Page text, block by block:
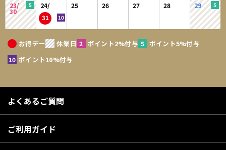
23/
30
24/
31
25 26 27 28 29
お得デー 休業日 ポイント2%付与
ポイント5%付与
ポイント10%付与
よくあるご質問
ご利用ガイド